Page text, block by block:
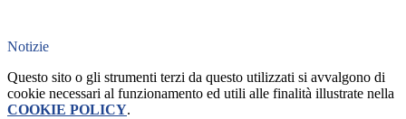
Notizie
Questo sito o gli strumenti terzi da questo utilizzati si avvalgono di
cookie necessari al funzionamento ed utili alle finalità illustrate nella
COOKIE POLICY.